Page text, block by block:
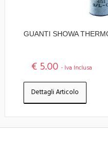
GUANTI SHOWA
€ 5.00 - Iva Inclusa
Dettagli Articolo